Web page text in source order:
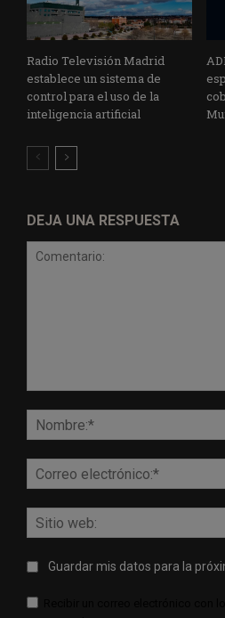
Radio Televisión Madrid
establece un sistema de
control para el uso de la
inteligencia artificial
DEJA UNA RESPUESTA
Guardar mis datos para la